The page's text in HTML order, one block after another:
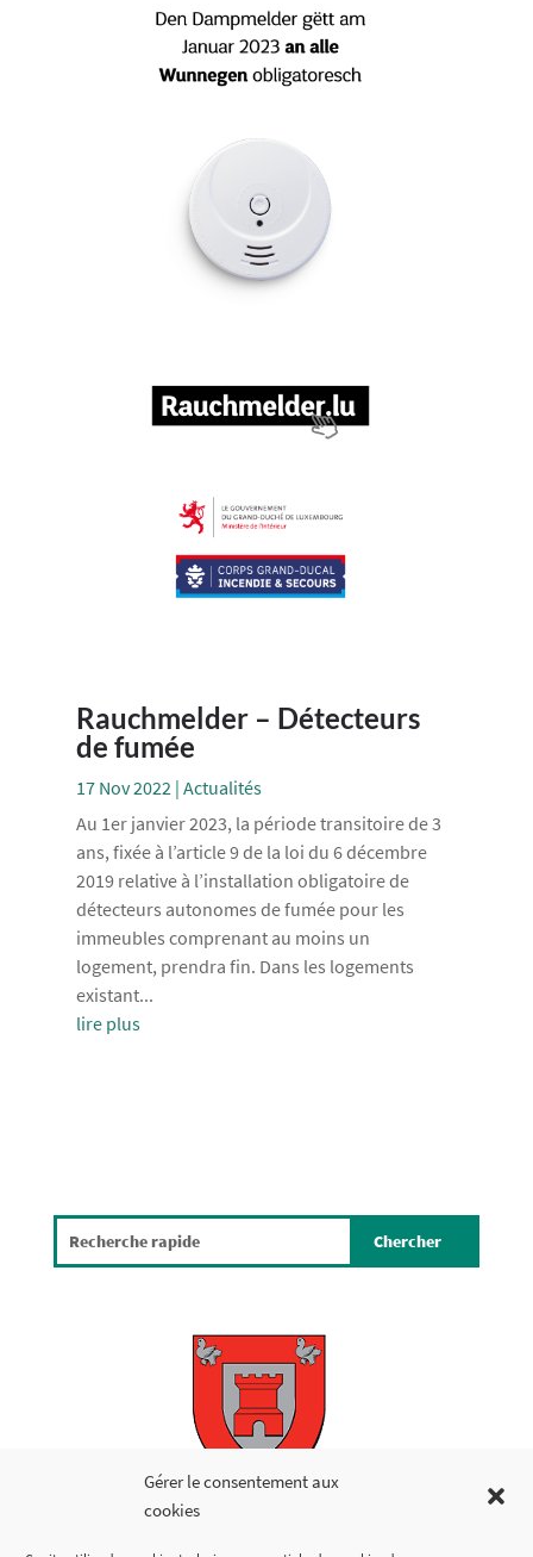
Gérer le consentement aux
cookies
Rauchmelder – Détecteurs
de fumée
17 Nov 2022 | Actualités
Au 1er janvier 2023, la période transitoire de 3
ans, fixée à l’article 9 de la loi du 6 décembre
2019 relative à l’installation obligatoire de
détecteurs autonomes de fumée pour les
immeubles comprenant au moins un
logement, prendra fin. Dans les logements
existant...
lire plus
Copyright © 2026